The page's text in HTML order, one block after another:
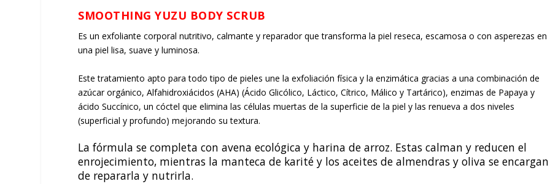
SMOOTHING YUZU BODY SCRUB
Es un exfoliante corporal nutritivo, calmante y reparador que transforma la piel reseca, escamosa o con asperezas en
una piel lisa, suave y luminosa.
Este tratamiento apto para todo tipo de pieles une la exfoliación física y la enzimática gracias a una combinación de
azúcar orgánico, Alfahidroxiácidos (AHA) (Ácido Glicólico, Láctico, Cítrico, Málico y Tartárico), enzimas de Papaya y
ácido Succínico, un cóctel que elimina las células muertas de la superficie de la piel y las renueva a dos niveles
(superficial y profundo) mejorando su textura.
La fórmula se completa con avena ecológica y harina de arroz. Estas calman y reducen el
enrojecimiento, mientras la manteca de karité y los aceites de almendras y oliva se encargan
de repararla y nutrirla.​